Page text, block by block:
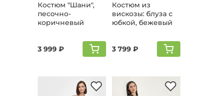
Костюм "Шани",
песочно-
коричневый
3 999 ₽
Костюм из
вискозы: блуза с
юбкой, бежевый
3 799 ₽